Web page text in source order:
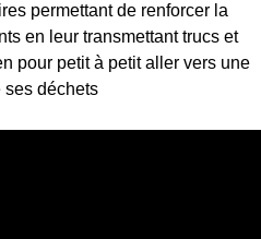
permettant de renforcer la
en leur transmettant trucs et
pour petit à petit aller vers une
ses déchets